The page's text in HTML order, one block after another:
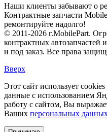
Наши клиенты забывают о
Контрактные запчасти
ремонтируйте надолго!
© 2011-2026 г.MobilePart.
контрактных автозапчастей
и под заказ. Все права
Вверх
Этот сайт использует
данные с использованием
работу с сайтом, Вы
Ваших персональных